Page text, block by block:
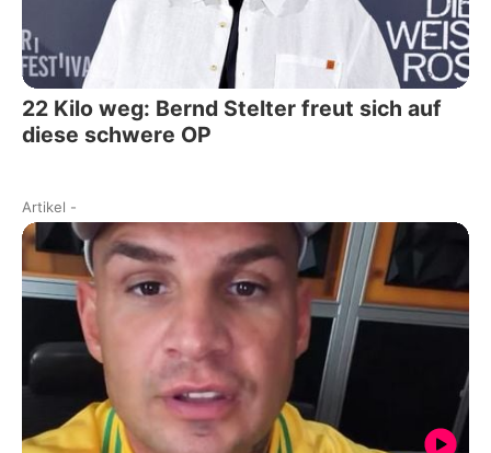
22 Kilo weg: Bernd Stelter freut sich auf
diese schwere OP
Artikel -